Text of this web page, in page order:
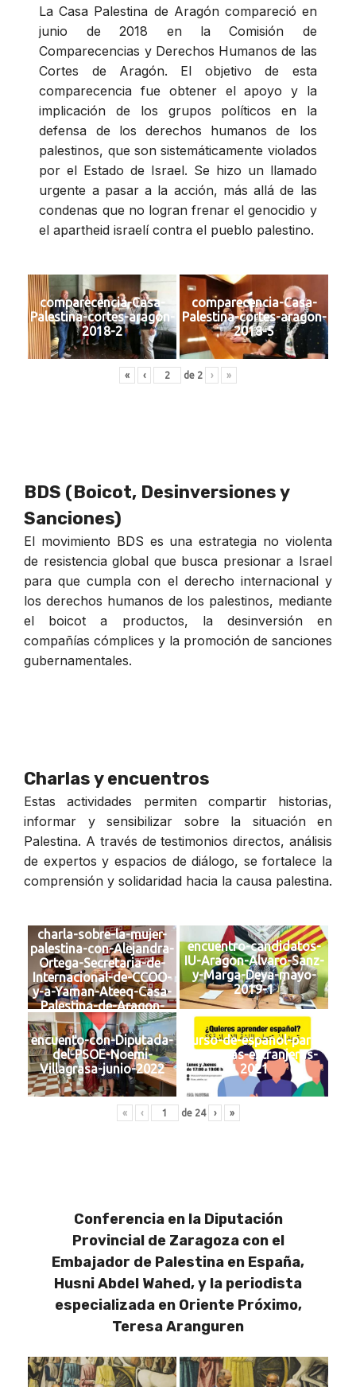
La Casa Palestina de Aragón compareció en
junio de 2018 en la Comisión de
Comparecencias y Derechos Humanos de las
Cortes de Aragón. El objetivo de esta
comparecencia fue obtener el apoyo y la
implicación de los grupos políticos en la
defensa de los derechos humanos de los
palestinos, que son sistemáticamente violados
por el Estado de Israel. Se hizo un llamado
urgente a pasar a la acción, más allá de las
condenas que no logran frenar el genocidio y
el apartheid israelí contra el pueblo palestino.
comparecencia-Casa-
Palestina-cortes-aragon-
2018-2
comparecencia-Casa-
Palestina-cortes-aragon-
2018-5
« ‹ de 2 › »
BDS (Boicot, Desinversiones y
Sanciones)
El movimiento BDS es una estrategia no violenta
de resistencia global que busca presionar a Israel
para que cumpla con el derecho internacional y
los derechos humanos de los palestinos, mediante
el boicot a productos, la desinversión en
compañías cómplices y la promoción de sanciones
gubernamentales.
Charlas y encuentros
Estas actividades permiten compartir historias,
informar y sensibilizar sobre la situación en
Palestina. A través de testimonios directos, análisis
de expertos y espacios de diálogo, se fortalece la
comprensión y solidaridad hacia la causa palestina.
charla-sobre-la-mujer-
palestina-con-Alejandra-
Ortega-Secretaria-de-
Internacional-de-CCOO-
y-a-Yaman-Ateeq-Casa-
Palestina-de-Aragon-
febrero-2019
encuentro-candidatos-
IU-Aragon-Alvaro-Sanz-
y-Marga-Deya-mayo-
2019-1
encuento-con-Diputada-
del-PSOE-Noemi-
Villagrasa-junio-2022
curso-de-espanol-para-
personas-extranjeras-
2021
« ‹ de 24 › »
Conferencia en la Diputación
Provincial de Zaragoza con el
Embajador de Palestina en España,
Husni Abdel Wahed, y la periodista
especializada en Oriente Próximo,
Teresa Aranguren